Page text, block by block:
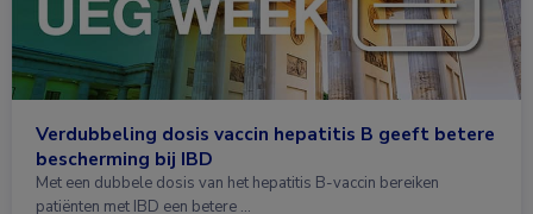
Verdubbeling dosis vaccin hepatitis B geeft betere
bescherming bij IBD
Met een dubbele dosis van het hepatitis B-vaccin bereiken
patiënten met IBD een betere …